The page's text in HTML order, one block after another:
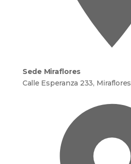
Sede Miraflores
Calle Esperanza 233, Miraflores